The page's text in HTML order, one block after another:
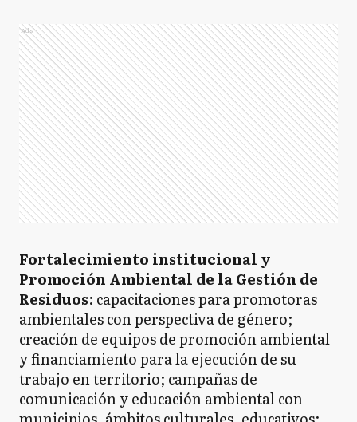
Ads
Fortalecimiento institucional y
Promoción Ambiental de la Gestión de
Residuos: capacitaciones para promotoras
ambientales con perspectiva de género;
creación de equipos de promoción ambiental
y financiamiento para la ejecución de su
trabajo en territorio; campañas de
comunicación y educación ambiental con